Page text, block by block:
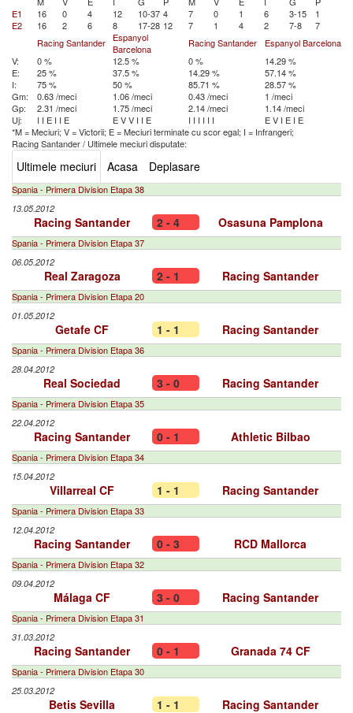
E1
16 0 4 12 10-37 4 7 0 1 6 3-15
1
E2
16 2 6 8 17-28 12 7 1 4 2 7-8
7
Racing Santander
Espanyol
Barcelona
Racing Santander
Espanyol Barcelona
V:
0 % 12.5 % 0 %
14.29 %
E:
25 % 37.5 % 14.29 %
57.14 %
I:
75 % 50 % 85.71 %
28.57 %
Gm:
0.63 /meci 1.06 /meci 0.43 /meci
1 /meci
Gp:
2.31 /meci 1.75 /meci 2.14 /meci
1.14 /meci
Uj:
I I E I I E EVV I I E I I I I I I EV I E I E
*M = Meciuri; V = Victorii; E = Meciuri terminate cu scor egal; I = Infrangeri;
Racing Santander/ Ultimele meciuri disputate:
Ultimele meciuri Acasa Deplasare
Spania - Primera Division Etapa 38
13.05.2012
Racing Santander 2 - 4 Osasuna Pamplona
Spania - Primera Division Etapa 37
06.05.2012
Real Zaragoza 2 - 1 Racing Santander
Spania - Primera Division Etapa 20
01.05.2012
Getafe CF 1 - 1 Racing Santander
Spania - Primera Division Etapa 36
28.04.2012
Real Sociedad 3 - 0 Racing Santander
Spania - Primera Division Etapa 35
22.04.2012
Racing Santander 0 - 1 Athletic Bilbao
Spania - Primera Division Etapa 34
15.04.2012
Villarreal CF 1 - 1 Racing Santander
Spania - Primera Division Etapa 33
12.04.2012
Racing Santander 0 - 3 RCD Mallorca
Spania - Primera Division Etapa 32
09.04.2012
Málaga CF 3 - 0 Racing Santander
Spania - Primera Division Etapa 31
31.03.2012
Racing Santander 0 - 1 Granada 74 CF
Spania - Primera Division Etapa 30
25.03.2012
Betis Sevilla 1 - 1 Racing Santander